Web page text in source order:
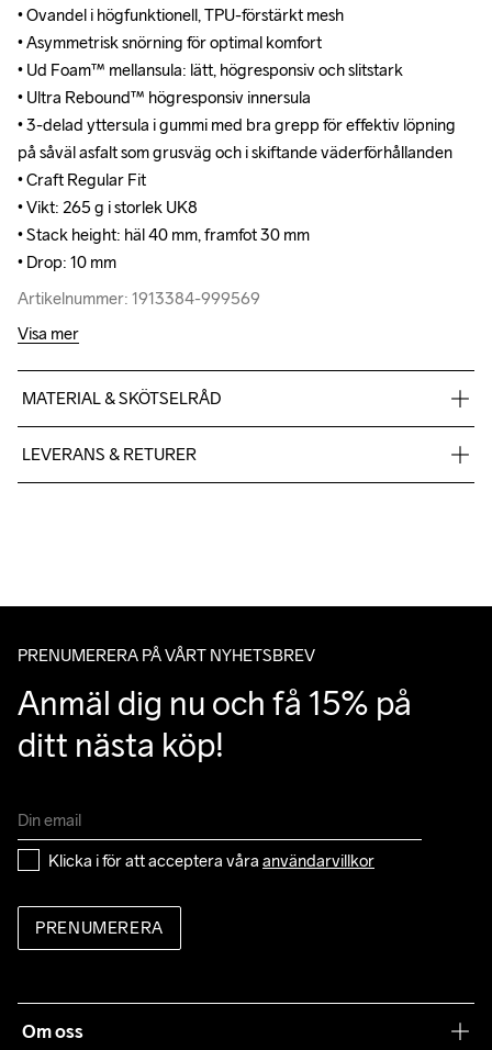
• Ovandel i högfunktionell, TPU-förstärkt mesh
• Asymmetrisk snörning för optimal komfort
• Ud Foam™ mellansula: lätt, högresponsiv och slitstark
• Ultra Rebound™ högresponsiv innersula
• 3-delad yttersula i gummi med bra grepp för effektiv löpning
på såväl asfalt som grusväg och i skiftande väderförhållanden
• Craft Regular Fit
• Vikt: 265 g i storlek UK8
• Stack height: häl 40 mm, framfot 30 mm
• Drop: 10 mm
Artikelnummer: 1913384-999569
• Ovandel i högfunktionell, TPU-förstärkt mesh
• Asymmetrisk snörning för optimal komfort
• Ud Foam™ mellansula: lätt, högresponsiv och slitstark
• Ultra Rebound™ högresponsiv innersula
• 3-delad yttersula i gummi med bra grepp för effektiv löpning
på såväl asfalt som grusväg och i skiftande väderförhållanden
• Craft Regular Fit
• Vikt: 265 g i storlek UK8
• Stack height: häl 40 mm, framfot 30 mm
• Drop: 10 mm
Artikelnummer: 1913384-999569
Visa mer
MATERIAL & SKÖTSELRÅD
35% Polyester
Outsole
LEVERANS & RETURER
av Postnords app när du får ditt trackingnummer av oss i ditt
PRENUMERERA PÅ VÅRT NYHETSBREV
Anmäl dig nu och få 15% på
ditt nästa köp!
Klicka i för att acceptera våra användarvillkor
PRENUMERERA
Om oss